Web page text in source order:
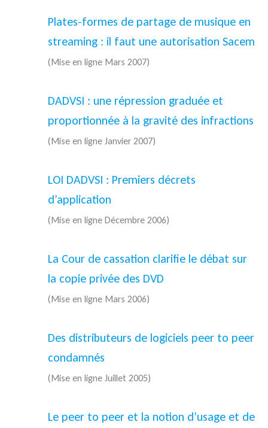
Plates-formes de partage de musique en
streaming : il faut une autorisation Sacem
(Mise en ligne Mars 2007)
DADVSI : une répression graduée et
proportionnée à la gravité des infractions
(Mise en ligne Janvier 2007)
LOI DADVSI : Premiers décrets
d’application
(Mise en ligne Décembre 2006)
La Cour de cassation clarifie le débat sur
la copie privée des DVD
(Mise en ligne Mars 2006)
Des distributeurs de logiciels peer to peer
condamnés
(Mise en ligne Juillet 2005)
Le peer to peer et la notion d’usage et de